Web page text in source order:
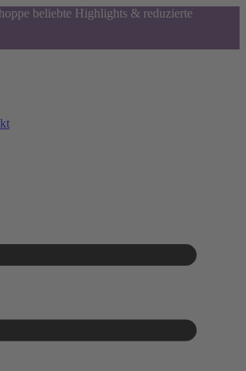
beliebte Highlights & reduzierte